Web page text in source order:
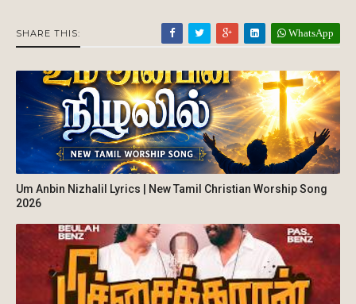
SHARE THIS: WhatsApp
Um Anbin Nizhalil Lyrics | New Tamil Christian Worship Song
2026